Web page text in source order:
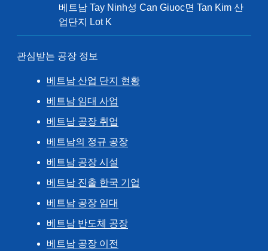
베트남 Tay Ninh성 Can Giuoc면 Tan Kim 산
업단지 Lot K
관심받는 공장 정보
베트남 산업 단지 현황
베트남 임대 사업
베트남 공장 취업
베트남의 정규 공장
베트남 공장 시설
베트남 진출 한국 기업
베트남 공장 임대
베트남 반도체 공장
베트남 공장 이전